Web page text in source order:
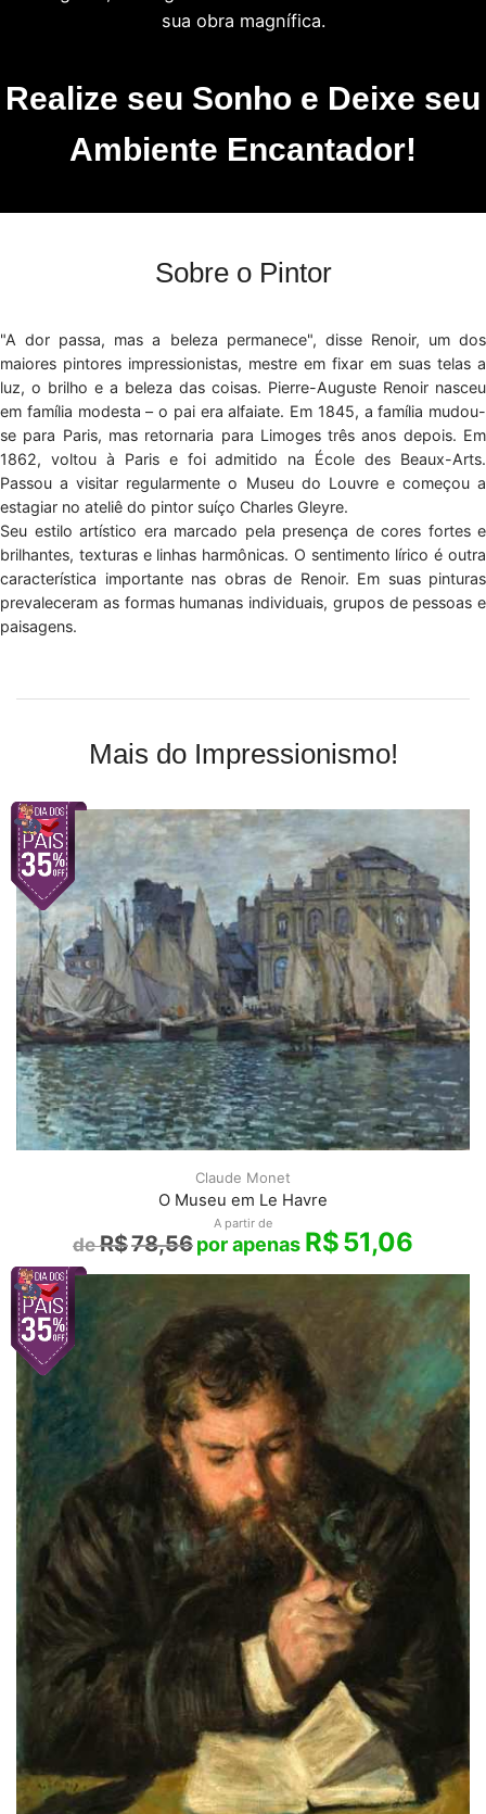
sua obra magnífica.
Realize seu Sonho e Deixe seu
Ambiente Encantador!
Sobre o Pintor
"A dor passa, mas a beleza permanece", disse Renoir, um dos
maiores pintores impressionistas, mestre em fixar em suas telas a
luz, o brilho e a beleza das coisas. Pierre-Auguste Renoir nasceu
em família modesta – o pai era alfaiate. Em 1845, a família mudou-
se para Paris, mas retornaria para Limoges três anos depois. Em
1862, voltou à Paris e foi admitido na École des Beaux-Arts.
Passou a visitar regularmente o Museu do Louvre e começou a
estagiar no ateliê do pintor suíço Charles Gleyre.
Seu estilo artístico era marcado pela presença de cores fortes e
brilhantes, texturas e linhas harmônicas. O sentimento lírico é outra
característica importante nas obras de Renoir. Em suas pinturas
prevaleceram as formas humanas individuais, grupos de pessoas e
paisagens.
Mais do Impressionismo!
Claude Monet
O Museu em Le Havre
A partir de
R$78,56 R$51,06